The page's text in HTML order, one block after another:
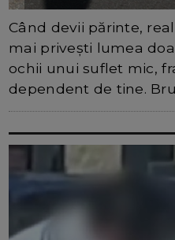
Când devii părinte,
mai privești lumea
ochii unui suflet mic,
dependent de tine.